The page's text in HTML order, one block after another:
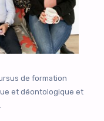
de formation
et déontologique et